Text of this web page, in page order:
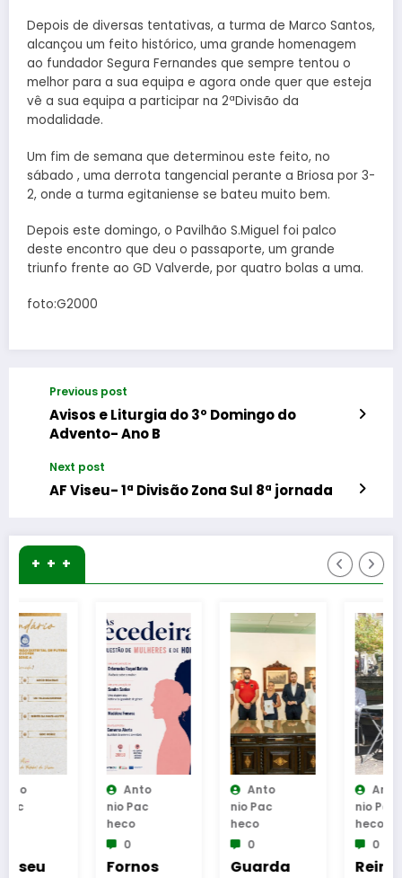
Depois de diversas tentativas, a turma de Marco Santos,
alcançou um feito histórico, uma grande homenagem
ao fundador Segura Fernandes que sempre tentou o
melhor para a sua equipa e agora onde quer que esteja
vê a sua equipa a participar na 2ªDivisão da
modalidade.
Um fim de semana que determinou este feito, no
sábado , uma derrota tangencial perante a Briosa por 3-
2, onde a turma egitaniense se bateu muito bem.
Depois este domingo, o Pavilhão S.Miguel foi palco
deste encontro que deu o passaporte, um grande
triunfo frente ao GD Valverde, por quatro bolas a uma.
foto:G2000
Previous post
Avisos e Liturgia do 3º Domingo do
Advento- Ano B
Next post
AF Viseu- 1ª Divisão Zona Sul 8ª jornada
+ + +
Guarda Reinaug